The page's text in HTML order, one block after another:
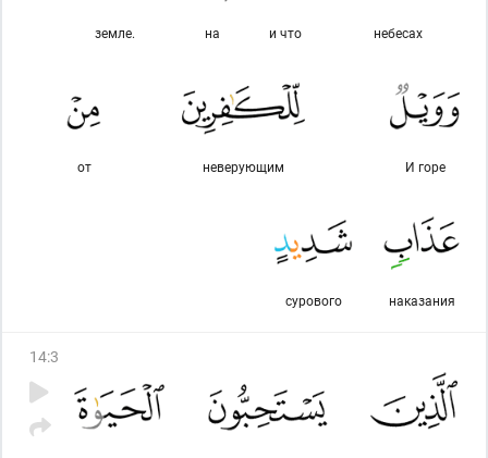
небесах
и что
на
земле.
И горе
неверующим
от
наказания
сурового
14:3